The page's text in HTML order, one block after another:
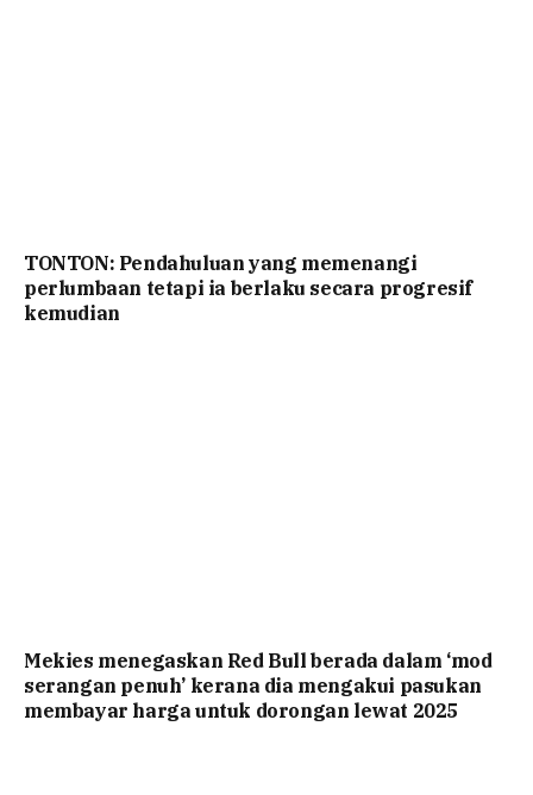
TONTON: Pendahuluan yang memenangi
perlumbaan tetapi ia berlaku secara progresif
kemudian
Mekies menegaskan Red Bull berada dalam ‘mod
serangan penuh’ kerana dia mengakui pasukan
membayar harga untuk dorongan lewat 2025